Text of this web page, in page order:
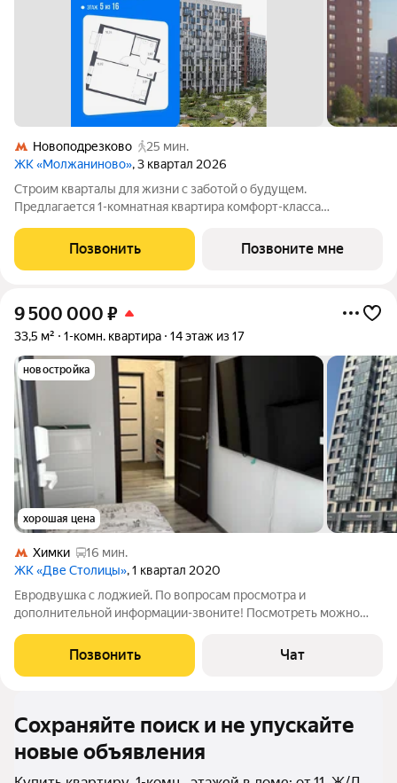
Новоподрезково
25 мин.
ЖК «Молжаниново», 3 квартал 2026
Строим кварталы для жизни с заботой о будущем.
Предлагается 1-комнатная квартира комфорт-класса
в жилом комплексе "Молжаниново".Для тех, кто ценит время,
предлагаем сделать готовую отделку:
Позвонить Позвоните мне
9 500 000 ₽
33,5 м² 1-комн. квартира 14 этаж из 17
новостройка
хорошая цена
Химки
16 мин.
ЖК «Две Столицы», 1 квартал 2020
Евродвушка с лоджией. По вопросам просмотра и
дополнительной информации-звоните! Посмотреть можно
доходят. 2027 год откроется станция МЦД-3 Монумент в 2 мин
пешком Квартира в залоге Альфа
Позвонить Чат
Сохраняйте поиск и не упускайте
новые объявления